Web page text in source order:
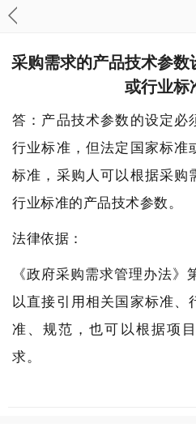
采购需求的产品技术参
或行业标
答：产品技术参数的设定必
行业标准，但法定国家标准
标准，采购人可以根据采购
行业标准的产品技术参数。
法律依据：
《政府采购需求管理办法
以直接引用相关国家标准
准、规范，也可以根据项
求。